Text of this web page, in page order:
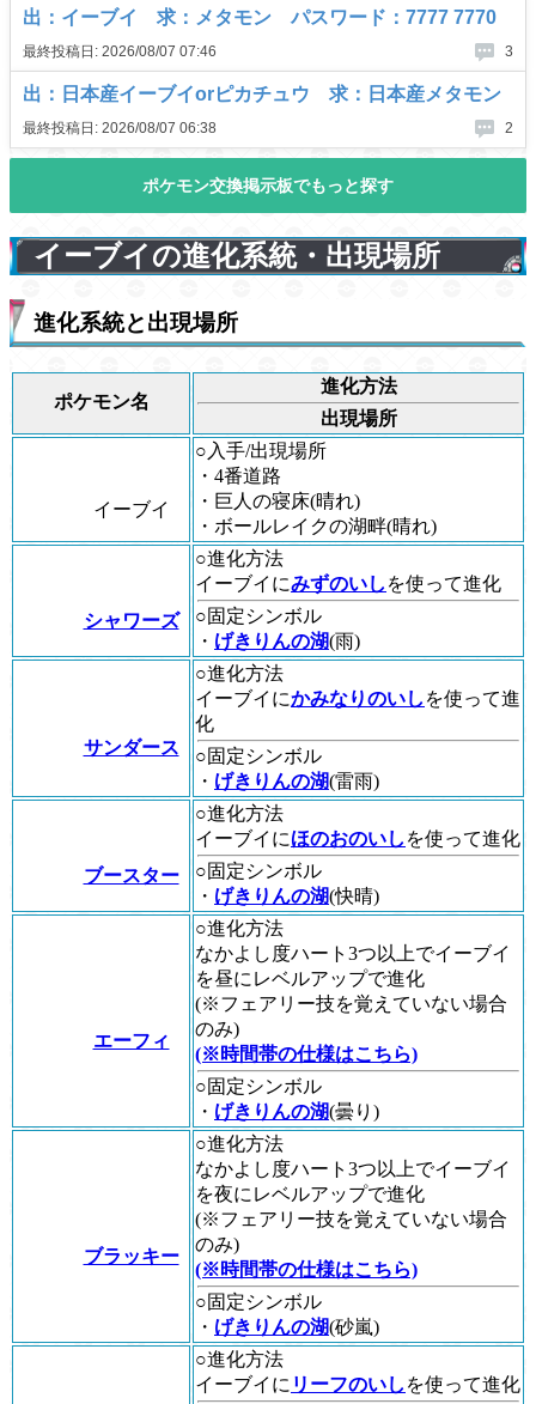
イーブイの進化系統・出現場所
進化系統と出現場所
ポケモン名
進化方法
出現場所
イーブイ
○入手/出現場所
・4番道路
・巨人の寝床(晴れ)
・ボールレイクの湖畔(晴れ)
シャワーズ
○進化方法
イーブイにみずのいし を使って進化
○固定シンボル
・ げきりんの湖(雨)
サンダース
○進化方法
イーブイにかみなりのいし を使って進
化
○固定シンボル
・ げきりんの湖(雷雨)
ブースター
○進化方法
イーブイにほのおのいし を使って進化
○固定シンボル
・ げきりんの湖(快晴)
エーフィ
○進化方法
なかよし度ハート3つ以上でイーブイ
を昼にレベルアップで進化
(※フェアリー技を覚えていない場合
のみ)
(※時間帯の仕様はこちら)
○固定シンボル
・ げきりんの湖(曇り)
ブラッキー
○進化方法
なかよし度ハート3つ以上でイーブイ
を夜にレベルアップで進化
(※フェアリー技を覚えていない場合
のみ)
(※時間帯の仕様はこちら)
○固定シンボル
・ げきりんの湖(砂嵐)
○進化方法
イーブイに リーフのいし を使って進化